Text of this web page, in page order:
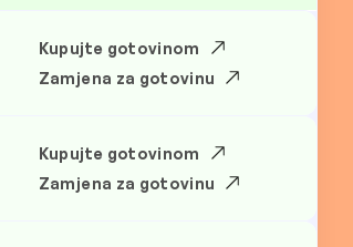
Kupujte gotovinom
Zamjena za gotovinu
Kupujte gotovinom
Zamjena za gotovinu